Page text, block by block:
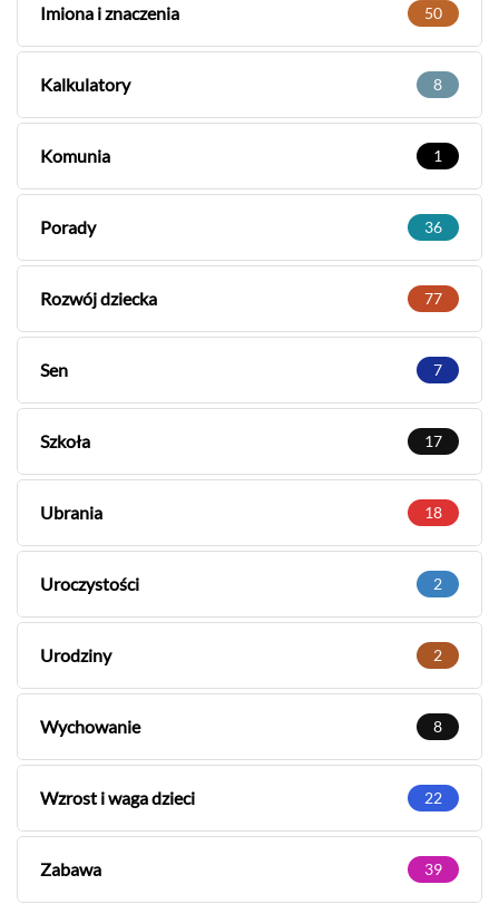
Imiona i znaczenia 50
Kalkulatory 8
Komunia 1
Porady 36
Rozwój dziecka 77
Sen 7
Szkoła 17
Ubrania 18
Uroczystości 2
Urodziny 2
Wychowanie 8
Wzrost i waga dzieci 22
Zabawa 39